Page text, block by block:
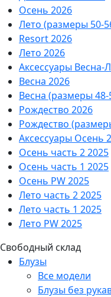
Осень 2026
Лето (размеры 50-
Resort 2026
Лето 2026
Аксессуары Весна-
Весна 2026
Весна (размеры 48-
Рождество 2026
Рождество
Аксессуары Осень
Осень часть 2 2025
Осень часть 1 2025
Осень PW 2025
Лето часть 2 2025
Лето часть 1 2025
Лето PW 2025
Свободный склад
Блузы
Все модели
Блузы без